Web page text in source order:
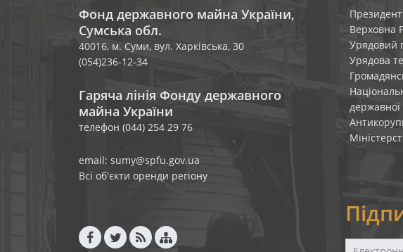
Фонд державного майна України,
Сумська обл.
40016, м. Суми, вул. Харківська, 30
(054)236-12-34
Гаряча лінія Фонду державного
майна України
телефон (044) 254 29 76
email: sumy@spfu.gov.ua
Всі об'єкти оренди регіону
Верховна
Урядовий
Урядова